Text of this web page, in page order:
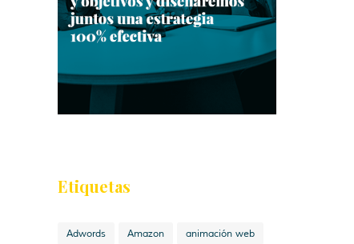
Etiquetas
Adwords Amazon animación web